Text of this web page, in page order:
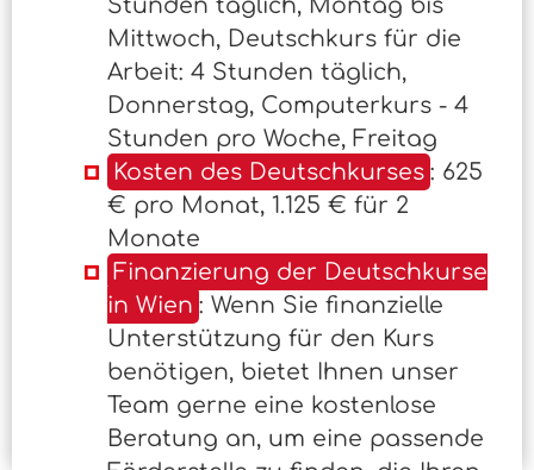
Mittwoch, Deutschkurs für die
Arbeit: 4 Stunden täglich,
Donnerstag, Computerkurs - 4
Stunden pro Woche, Freitag
Kosten des Deutschkurses : 625
€ pro Monat, 1.125 € für 2
Monate
Finanzierung der Deutschkurse
in Wien : Wenn Sie finanzielle
Unterstützung für den Kurs
benötigen, bietet Ihnen unser
Team gerne eine kostenlose
Beratung an, um eine passende